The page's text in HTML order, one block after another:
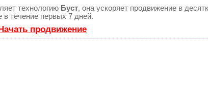
технологию Буст, она ускоряет продвижение в
в течение первых 7 дней.
продвижение